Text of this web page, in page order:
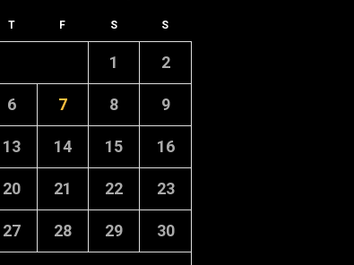
T F S S
1 2
6 7 8 9
13 14 15 16
20 21 22 23
27 28 29 30